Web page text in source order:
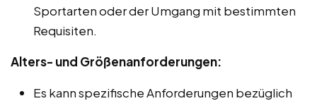
Sportarten oder der Umgang mit bestimmten
Requisiten.
Alters- und Größenanforderungen:
Es kann spezifische Anforderungen bezüglich